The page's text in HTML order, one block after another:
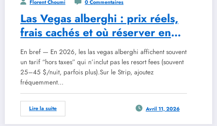
Florent Choumi 0 Commentaires
Las Vegas alberghi : prix réels,
frais cachés et où réserver en
2026
En bref — En 2026, les las vegas alberghi affichent souvent
un tarif “hors taxes” qui n’inclut pas les resort fees (souvent
25–45 $/nuit, parfois plus).Sur le Strip, ajoutez
fréquemment…
Lire la suite Avril 11, 2026